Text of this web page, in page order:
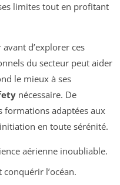
limites tout en profitant
d’explorer ces
du secteur peut aider
le mieux à ses
nécessaire. De
formations adaptées aux
en toute sérénité.
aérienne inoubliable.
l’océan.